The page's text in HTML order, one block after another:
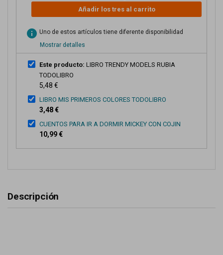
Añadir los tres al carrito
info Uno de estos artículos tiene diferente disponibilidad
Mostrar detalles
Este producto: LIBRO TRENDY MODELS RUBIA
TODOLIBRO
5,48 €
LIBRO MIS PRIMEROS COLORES TODOLIBRO
3,48 €
CUENTOS PARA IR A DORMIR MICKEY CON COJIN
10,99 €
Descripción